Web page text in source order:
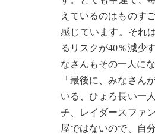
えているのはものす
感じています。それ
るリスクが40％減少
なさんもその一人に
「最後に、みなさん
いる、ひょろ長い一
チ、レイダースファ
屋ではないので、自